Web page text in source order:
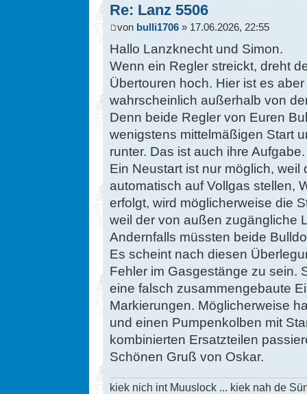
Re: Lanz 5506
von bulli1706 » 17.06.2026, 22:55
Hallo Lanzknecht und Simon.
Wenn ein Regler streickt, dreht
Übertouren hoch. Hier ist es
wahrscheinlich außerhalb von
Denn beide Regler von Euren
wenigstens mittelmäßigen Start
runter. Das ist auch ihre Aufgabe.
Ein Neustart ist nur möglich,
automatisch auf Vollgas stellen,
erfolgt, wird möglicherweise die
weil der von außen zugängliche
Andernfalls müssten beide
Es scheint nach diesen
Fehler im Gasgestänge zu sein.
eine falsch zusammengebaute
Markierungen. Möglicherweise
und einen Pumpenkolben mit
kombinierten Ersatzteilen
Schönen Gruß von Oskar.
kiek nich int Muuslock ... kiek nah de